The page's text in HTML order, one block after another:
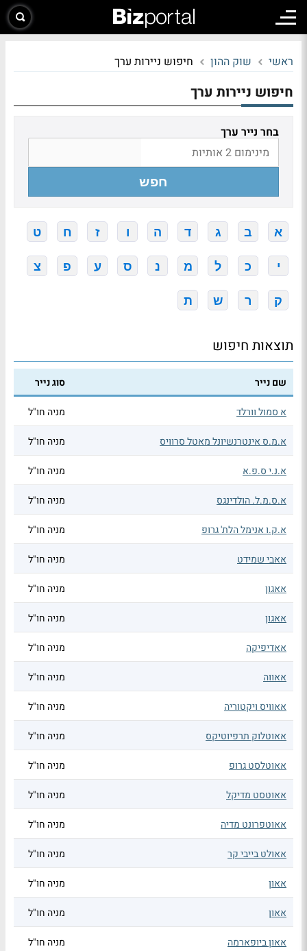
ראשי שוק ההון חיפוש ניירות ערך
חיפוש ניירות ערך
בחר נייר ערך
חפש
א ב ג ד ה ו ז ח ט
י כ ל מ נ ס ע פ צ
ק ר ש ת
תוצאות חיפוש
שם נייר סוג נייר
א סמול וורלד מניה חו"ל
א.מ.ס אינטרנשיונל מאטל סרוויס מניה חו"ל
א.נ.י ס.פ.א מניה חו"ל
א.ס.מ.ל. הולדינגס מניה חו"ל
א.ק.ו אנימל הלת' גרופ מניה חו"ל
אאבי שמידט מניה חו"ל
אאגון מניה חו"ל
אאגון מניה חו"ל
אאדיפיקה מניה חו"ל
אאווה מניה חו"ל
אאוויס ויקטוריה מניה חו"ל
אאוטלוק תרפיוטיקס מניה חו"ל
אאוטלסט גרופ מניה חו"ל
אאוטסט מדיקל מניה חו"ל
אאוטפרונט מדיה מניה חו"ל
אאולט בייבי קר מניה חו"ל
אאון מניה חו"ל
אאון מניה חו"ל
אאון ביופארמה מניה חו"ל